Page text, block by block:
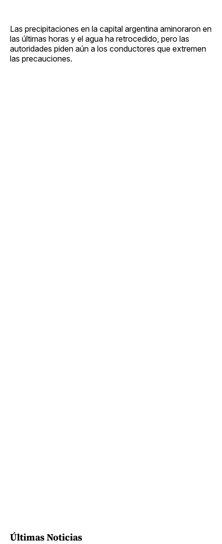
Las precipitaciones en la capital argentina aminoraron en
las últimas horas y el agua ha retrocedido, pero las
autoridades piden aún a los conductores que extremen
las precauciones.
Últimas Noticias